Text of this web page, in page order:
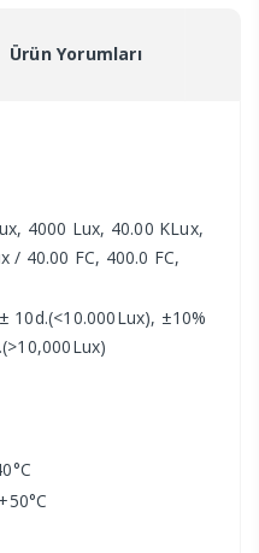
Ürün Yorumları
4000 Lux, 40.00 KLux,
/ 40.00 FC, 400.0 FC,
10d.(<10.000Lux), ±10%